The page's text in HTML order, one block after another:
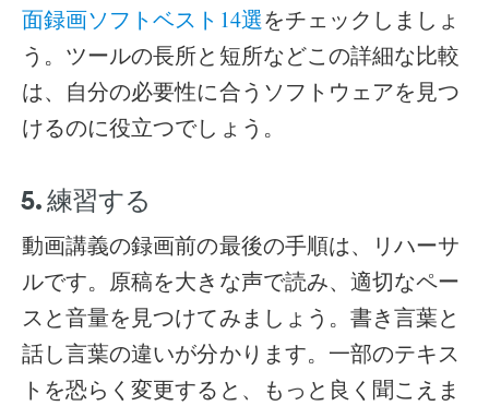
面録画ソフトベスト14選をチェックしましょ
う。ツールの長所と短所などこの詳細な比較
は、自分の必要性に合うソフトウェアを見つ
けるのに役立つでしょう。
5. 練習する
動画講義の録画前の最後の手順は、リハーサ
ルです。原稿を大きな声で読み、適切なペー
スと音量を見つけてみましょう。書き言葉と
話し言葉の違いが分かります。一部のテキス
トを恐らく変更すると、もっと良く聞こえま